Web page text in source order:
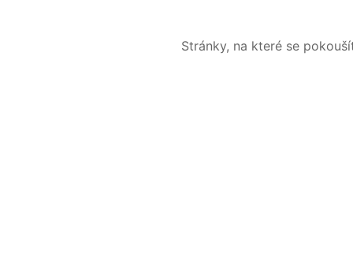
Stránky, na které se